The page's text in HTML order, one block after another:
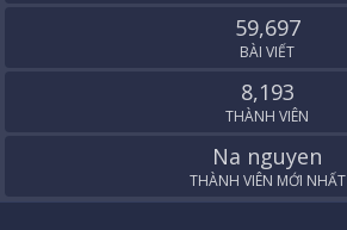
59,697
BÀI VIẾT
8,193
THÀNH VIÊN
Na nguyen
THÀNH VIÊN MỚI NHẤT